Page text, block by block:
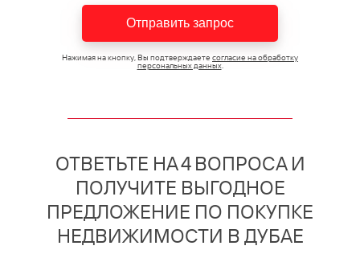
Отправить запрос
Нажимая на кнопку, Вы подтверждаетесогласие на обработку
персональных данных.
ОТВЕТЬТЕ НА 4 ВОПРОСА И
ПОЛУЧИТЕ ВЫГОДНОЕ
ПРЕДЛОЖЕНИЕ ПО ПОКУПКЕ
НЕДВИЖИМОСТИ В ДУБАЕ